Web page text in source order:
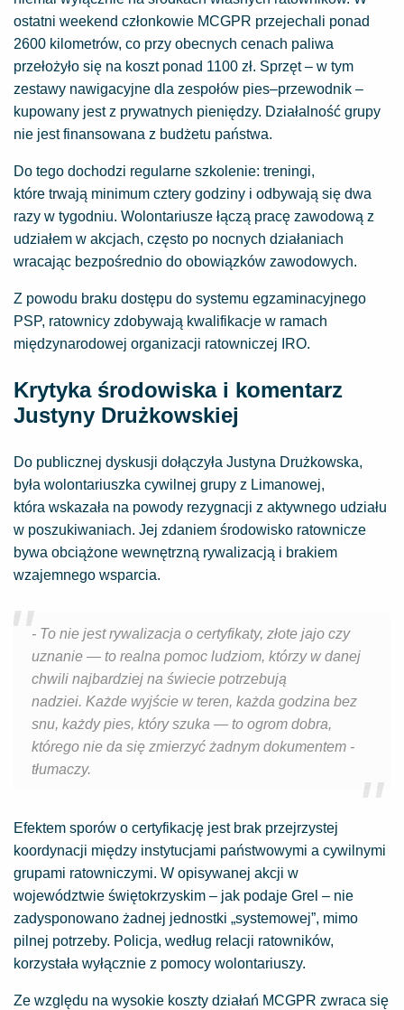
ostatni weekend członkowie MCGPR przejechali ponad
2600 kilometrów, co przy obecnych cenach paliwa
przełożyło się na koszt ponad 1100 zł. Sprzęt – w tym
zestawy nawigacyjne dla zespołów pies–przewodnik –
kupowany jest z prywatnych pieniędzy. Działalność grupy
nie jest finansowana z budżetu państwa.
Do tego dochodzi regularne szkolenie: treningi,
które trwają minimum cztery godziny i odbywają się dwa
razy w tygodniu. Wolontariusze łączą pracę zawodową z
udziałem w akcjach, często po nocnych działaniach
wracając bezpośrednio do obowiązków zawodowych.
Z powodu braku dostępu do systemu egzaminacyjnego
PSP, ratownicy zdobywają kwalifikacje w ramach
międzynarodowej organizacji ratowniczej IRO.
Krytyka środowiska i komentarz
Justyny Drużkowskiej
Do publicznej dyskusji dołączyła Justyna Drużkowska,
była wolontariuszka cywilnej grupy z Limanowej,
która wskazała na powody rezygnacji z aktywnego udziału
w poszukiwaniach. Jej zdaniem środowisko ratownicze
bywa obciążone wewnętrzną rywalizacją i brakiem
wzajemnego wsparcia.
- To nie jest rywalizacja o certyfikaty, złote jajo czy
uznanie — to realna pomoc ludziom, którzy w danej
chwili najbardziej na świecie potrzebują
nadziei. Każde wyjście w teren, każda godzina bez
snu, każdy pies, który szuka — to ogrom dobra,
którego nie da się zmierzyć żadnym dokumentem -
tłumaczy.
Efektem sporów o certyfikację jest brak przejrzystej
koordynacji między instytucjami państwowymi a cywilnymi
grupami ratowniczymi. W opisywanej akcji w
województwie świętokrzyskim – jak podaje Grel – nie
zadysponowano żadnej jednostki „systemowej”, mimo
pilnej potrzeby. Policja, według relacji ratowników,
korzystała wyłącznie z pomocy wolontariuszy.
Ze względu na wysokie koszty działań MCGPR zwraca się